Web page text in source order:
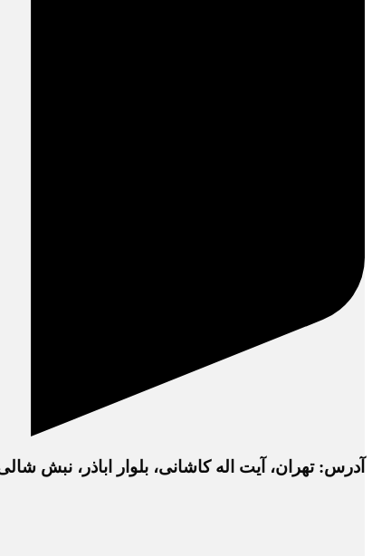
آدرس: تهران، آیت اله کاشانی، بلوار اباذر، نبش شالی،